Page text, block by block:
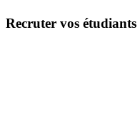
Recruter vos étudiants